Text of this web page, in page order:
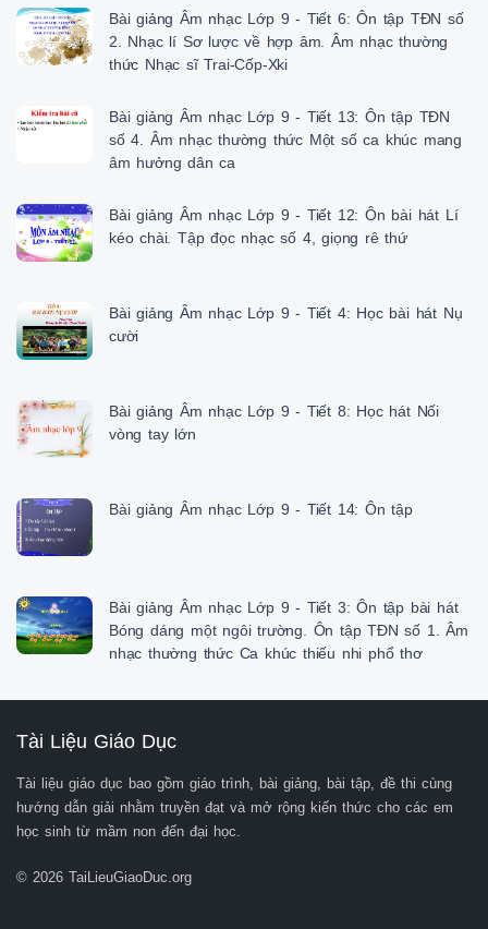
Bài giảng Âm nhạc Lớp 9 - Tiết 6: Ôn tập TĐN số
2. Nhạc lí Sơ lược về hợp âm. Âm nhạc thường
thức Nhạc sĩ Trai-Cốp-Xki
Bài giảng Âm nhạc Lớp 9 - Tiết 13: Ôn tập TĐN
số 4. Âm nhạc thường thức Một số ca khúc mang
âm hưởng dân ca
Bài giảng Âm nhạc Lớp 9 - Tiết 12: Ôn bài hát Lí
kéo chài. Tập đọc nhạc số 4, giọng rê thứ
Bài giảng Âm nhạc Lớp 9 - Tiết 4: Học bài hát Nụ
cười
Bài giảng Âm nhạc Lớp 9 - Tiết 8: Học hát Nối
vòng tay lớn
Bài giảng Âm nhạc Lớp 9 - Tiết 14: Ôn tập
Bài giảng Âm nhạc Lớp 9 - Tiết 3: Ôn tập bài hát
Bóng dáng một ngôi trường. Ôn tập TĐN số 1. Âm
nhạc thường thức Ca khúc thiếu nhi phổ thơ
Tài Liệu Giáo Dục
Tài liệu giáo dục bao gồm giáo trình, bài giảng, bài tập, đề thi cùng
hướng dẫn giải nhằm truyền đạt và mở rộng kiến thức cho các em
học sinh từ mầm non đến đại học.
© 2026 TaiLieuGiaoDuc.org